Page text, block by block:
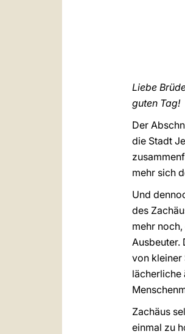
Liebe
guten Tag!
Der
die Stadt
mehr sich
Und
des
mehr
Ausbeuter.
von kleiner
lächerliche
Zachäus
einmal zu